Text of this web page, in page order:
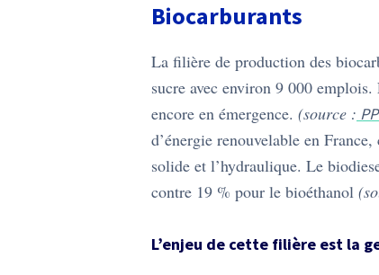
Biocarburants
La filière de production des
sucre avec environ 9 000
encore en émergence. (source :
d’énergie renouvelable en
solide et l’hydraulique. Le
contre 19 % pour le bioéthanol
L’enjeu de cette filière est la